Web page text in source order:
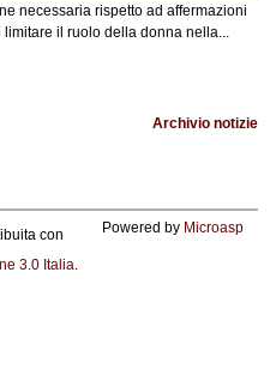
necessaria rispetto ad affermazioni
il ruolo della donna nella...
Archivio notizie
con
3.0 Italia.
Powered by Microasp